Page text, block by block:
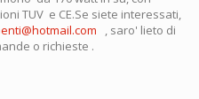
TUV e CE.Se siete interessati,
, saro' lieto di
o richieste .